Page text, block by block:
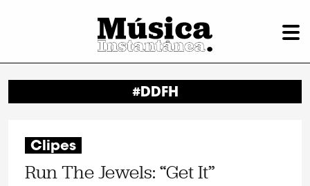
#DDFH
Clipes
Run The Jewels: “Get It”